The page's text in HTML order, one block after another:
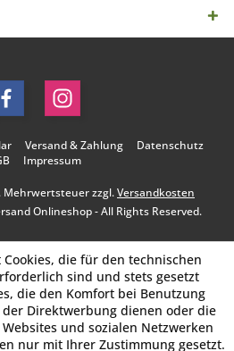
Versand & Zahlung
Datenschutz
Impressum
Mehrwertsteuer zzgl.Versandkosten
Onlineshop - All Rights Reserved.
die für den technischen
sind und stets gesetzt
die den Komfort bei Benutzung
Direktwerbung dienen oder die
und sozialen Netzwerken
nur mit Ihrer Zustimmung gesetzt.